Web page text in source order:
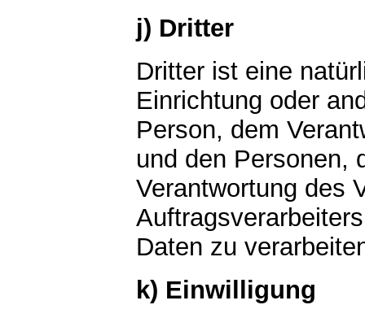
j) Dritter
Dritter ist eine
Einrichtung oder
Person, dem
und den Personen,
Verantwortung des
Daten zu
k) Einwilligung